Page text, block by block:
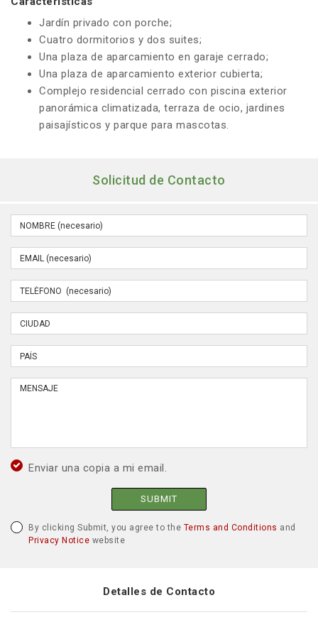
Jardín privado con porche;
Cuatro dormitorios y dos suites;
Una plaza de aparcamiento en garaje cerrado;
Una plaza de aparcamiento exterior cubierta;
Complejo residencial cerrado con piscina exterior
panorámica climatizada, terraza de ocio, jardines
paisajísticos y parque para mascotas.
Solicitud de Contacto
Enviar una copia a mi email.
SUBMIT
By clicking Submit, you agree to the Terms and Conditions and
Privacy Notice website
Detalles de Contacto